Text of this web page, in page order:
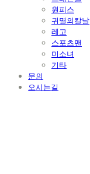
원피스
귀멸의칼날
레고
스포츠맨
미소녀
기타
문의
오시는길